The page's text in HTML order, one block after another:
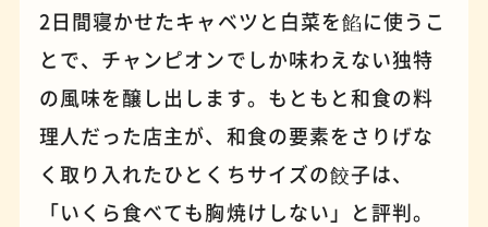
2日間寝かせたキャベツと白菜を餡に使うこ
とで、チャンピオンでしか味わえない独特
の風味を醸し出します。もともと和食の料
理人だった店主が、和食の要素をさりげな
く取り入れたひとくちサイズの餃子は、
「いくら食べても胸焼けしない」と評判。